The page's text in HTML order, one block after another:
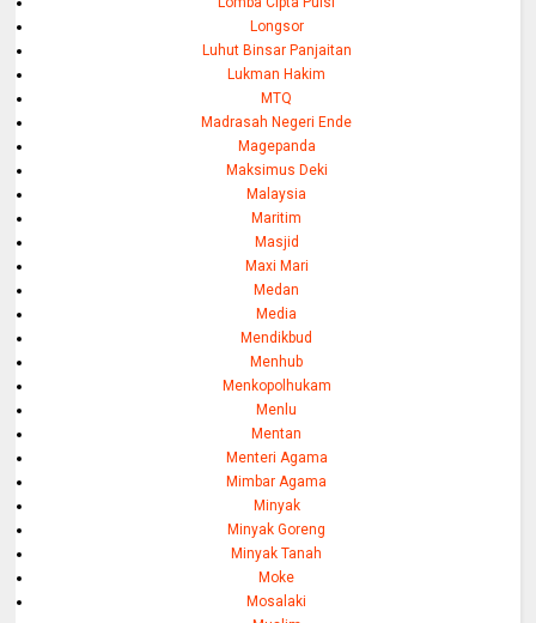
Longsor
Luhut Binsar Panjaitan
Lukman Hakim
MTQ
Madrasah Negeri Ende
Magepanda
Maksimus Deki
Malaysia
Maritim
Masjid
Maxi Mari
Medan
Media
Mendikbud
Menhub
Menkopolhukam
Menlu
Mentan
Menteri Agama
Mimbar Agama
Minyak
Minyak Goreng
Minyak Tanah
Moke
Mosalaki